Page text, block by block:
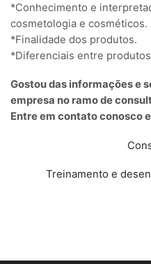
*Conhecimento e
cosmetologia e cosméticos.
*Finalidade dos produtos.
*Diferenciais entre
Gostou das informações e
empresa no ramo de
Entre em contato conosco
Treinamento e